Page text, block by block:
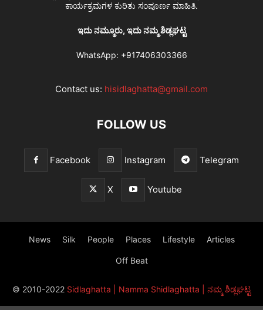
ಕಾರ್ಯಕ್ರಮಗಳ ಕುರಿತು ಸಂಪೂರ್ಣ ಮಾಹಿತಿ.
ಇದು ನಮ್ಮೂರು, ಇದು ನಮ್ಮ ಶಿಡ್ಲಘಟ್ಟ
WhatsApp: +917406303366
Contact us: hisidlaghatta@gmail.com
FOLLOW US
Facebook Instagram Telegram
X Youtube
News Silk People Places Lifestyle Articles
Off Beat
© 2010-2022 Sidlaghatta | Namma Shidlaghatta | ನಮ್ಮ ಶಿಡ್ಲಘಟ್ಟ